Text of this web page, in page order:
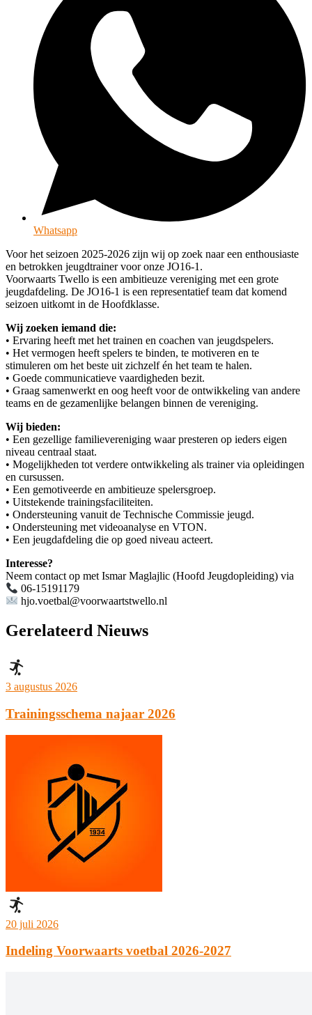
Whatsapp
Voor het seizoen 2025-2026 zijn wij op zoek naar een enthousiaste
en betrokken jeugdtrainer voor onze JO16-1.
Voorwaarts Twello is een ambitieuze vereniging met een grote
jeugdafdeling. De JO16-1 is een representatief team dat komend
seizoen uitkomt in de Hoofdklasse.
Wij zoeken iemand die:
• Ervaring heeft met het trainen en coachen van jeugdspelers.
• Het vermogen heeft spelers te binden, te motiveren en te
stimuleren om het beste uit zichzelf én het team te halen.
• Goede communicatieve vaardigheden bezit.
• Graag samenwerkt en oog heeft voor de ontwikkeling van andere
teams en de gezamenlijke belangen binnen de vereniging.
Wij bieden:
• Een gezellige familievereniging waar presteren op ieders eigen
niveau centraal staat.
• Mogelijkheden tot verdere ontwikkeling als trainer via opleidingen
en cursussen.
• Een gemotiveerde en ambitieuze spelersgroep.
• Uitstekende trainingsfaciliteiten.
• Ondersteuning vanuit de Technische Commissie jeugd.
• Ondersteuning met videoanalyse en VTON.
• Een jeugdafdeling die op goed niveau acteert.
Interesse?
Neem contact op met Ismar Maglajlic (Hoofd Jeugdopleiding) via
06-15191179
hjo.voetbal@voorwaartstwello.nl
Gerelateerd Nieuws
3 augustus 2026
Trainingsschema najaar 2026
20 juli 2026
Indeling Voorwaarts voetbal 2026-2027